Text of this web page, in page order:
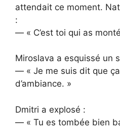
attendait ce moment.
:
— « C’est toi qui as
Miroslava a esquissé un
— « Je me suis dit que
d’ambiance. »
Dmitri a explosé :
— « Tu es tombée bien